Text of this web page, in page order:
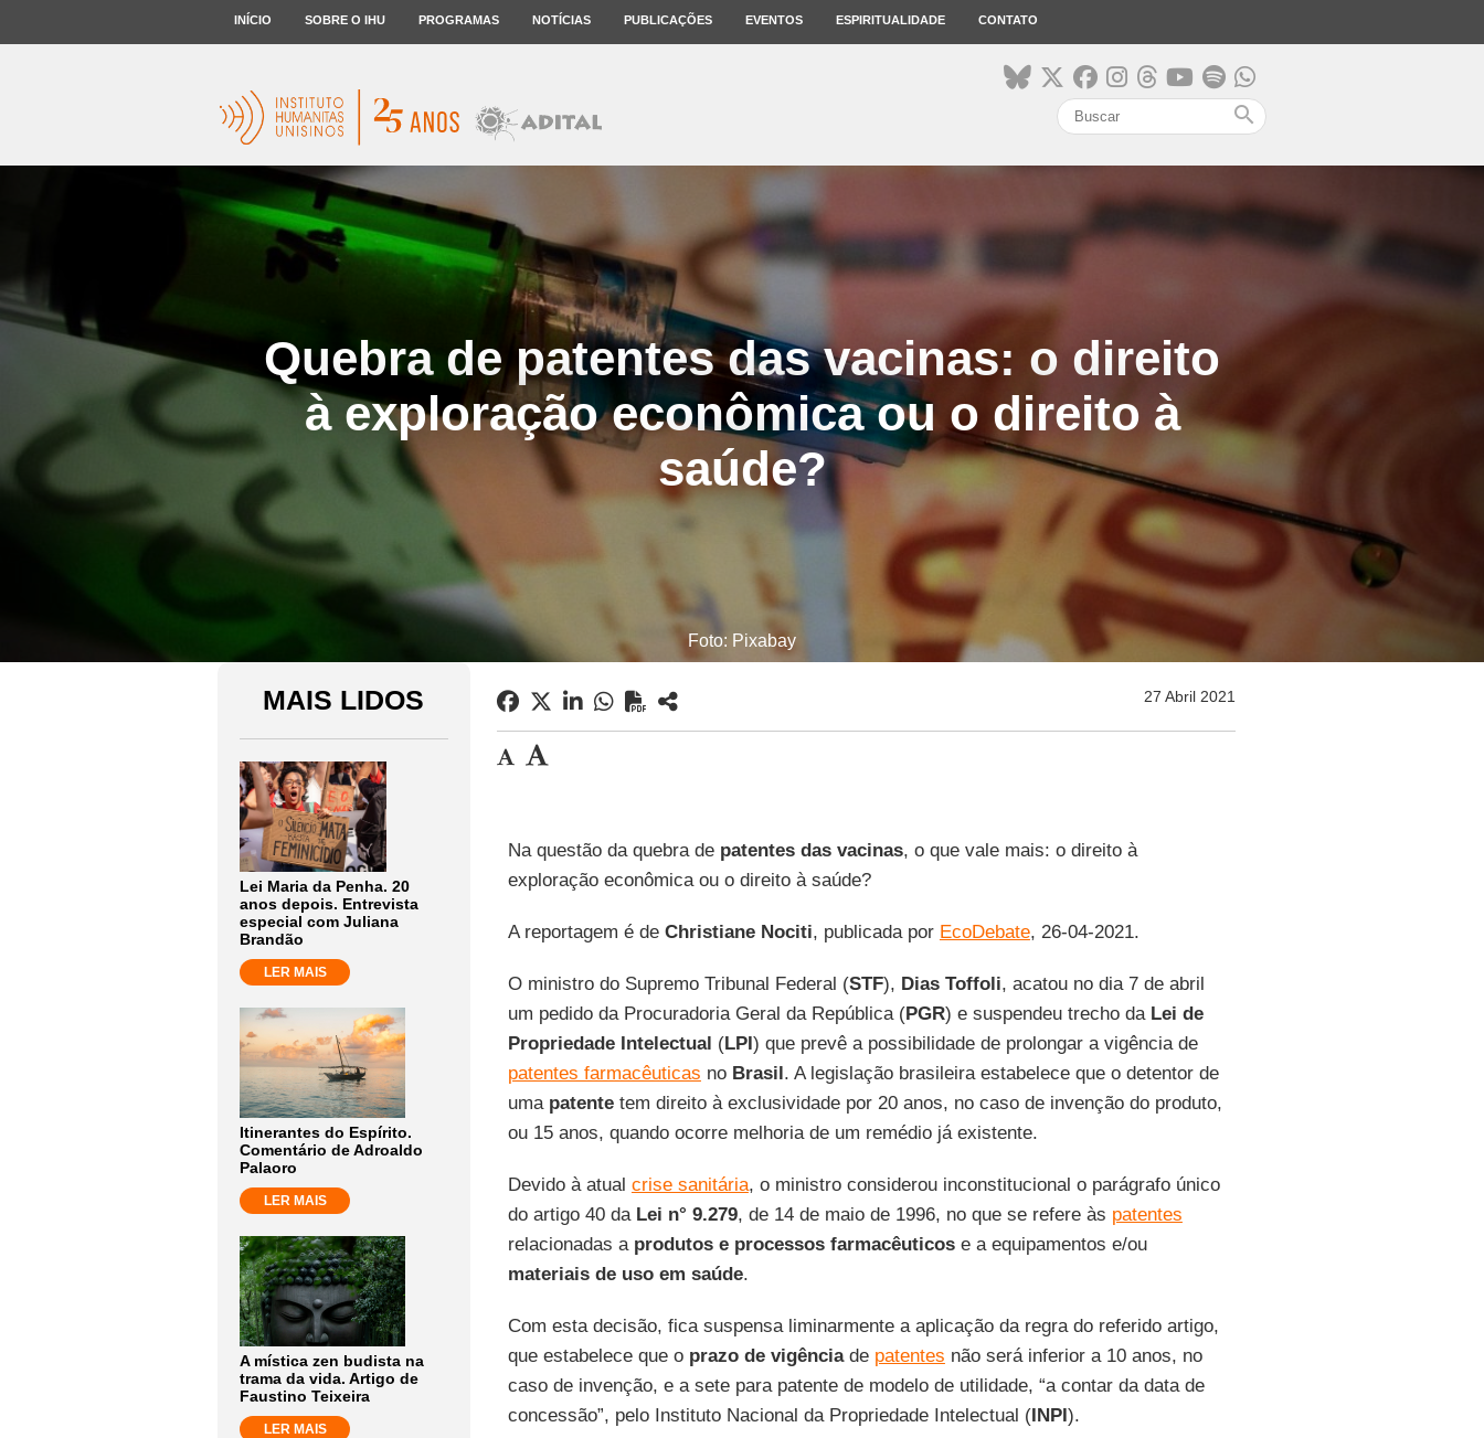
INÍCIO SOBRE O IHU PROGRAMAS NOTÍCIAS PUBLICAÇÕES EVENTOS ESPIRITUALIDADE CONTATO
search
Quebra de patentes das vacinas: o direito
à exploração econômica ou o direito à
saúde?
Foto: Pixabay
MAIS LIDOS
Lei Maria da Penha. 20
anos depois. Entrevista
especial com Juliana
Brandão
LER MAIS
Itinerantes do Espírito.
Comentário de Adroaldo
Palaoro
LER MAIS
A mística zen budista na
trama da vida. Artigo de
Faustino Teixeira
LER MAIS
27 Abril 2021
Na questão da quebra de patentes das vacinas, o que vale mais: o direito à
exploração econômica ou o direito à saúde?
A reportagem é de Christiane Nociti, publicada por EcoDebate, 26-04-2021.
O ministro do Supremo Tribunal Federal (STF), Dias Toffoli, acatou no dia 7 de abril
um pedido da Procuradoria Geral da República (PGR) e suspendeu trecho da Lei de
Propriedade Intelectual (LPI) que prevê a possibilidade de prolongar a vigência de
patentes farmacêuticas no Brasil. A legislação brasileira estabelece que o detentor de
uma patentetem direito à exclusividade por 20 anos, no caso de invenção do produto,
ou 15 anos, quando ocorre melhoria de um remédio já existente.
Devido à atual crise sanitária, o ministro considerou inconstitucional o parágrafo único
do artigo 40 da Lei n° 9.279, de 14 de maio de 1996, no que se refere às patentes
relacionadas a produtos e processos farmacêuticose a equipamentos e/ou
materiais de uso em saúde.
Com esta decisão, fica suspensa liminarmente a aplicação da regra do referido artigo,
que estabelece que o prazo de vigênciade patentes não será inferior a 10 anos, no
caso de invenção, e a sete para patente de modelo de utilidade, “a contar da data de
concessão”, pelo Instituto Nacional da Propriedade Intelectual (INPI).